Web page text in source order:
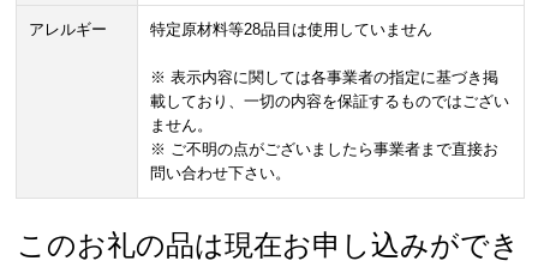
アレルギー 特定原材料等28品目は使用していません
※ 表示内容に関しては各事業者の指定に基づき掲
載しており、一切の内容を保証するものではござい
ません。
※ ご不明の点がございましたら事業者まで直接お
問い合わせ下さい。
このお礼の品は現在お申し込みができ